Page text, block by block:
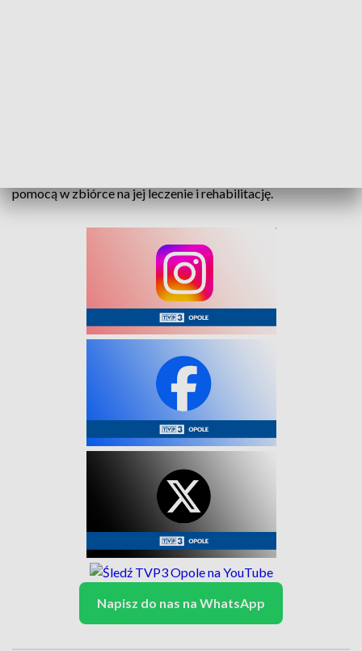
pomocą w zbiórce na jej leczenie i rehabilitację.
Napisz do nas na WhatsApp